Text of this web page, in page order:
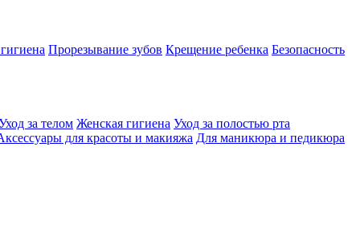
Прорезывание зубов Крещение ребенка Безопасность
за телом Женская гигиена Уход за полостью рта
для красоты и макияжа Для маникюра и педикюра